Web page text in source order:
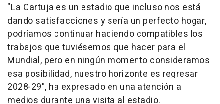
"La Cartuja es un estadio que incluso nos está
dando satisfacciones y sería un perfecto hogar,
podríamos continuar haciendo compatibles los
trabajos que tuviésemos que hacer para el
Mundial, pero en ningún momento consideramos
esa posibilidad, nuestro horizonte es regresar
2028-29", ha expresado en una atención a
medios durante una visita al estadio.